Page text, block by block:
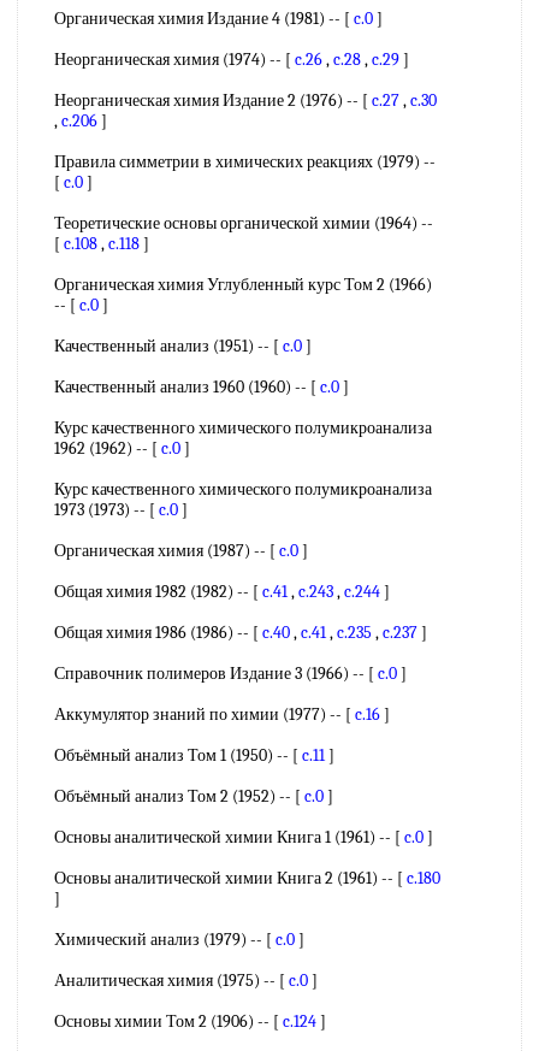
Органическая химия Издание 4 (1981) -- [ c.0]
Неорганическая химия (1974) -- [ c.26,c.28,c.29]
Неорганическая химия Издание 2 (1976) -- [ c.27,c.30
,c.206]
Правила симметрии в химических реакциях (1979) --
[ c.0]
Теоретические основы органической химии (1964) --
[ c.108,c.118]
Органическая химия Углубленный курс Том 2 (1966)
-- [ c.0]
Качественный анализ (1951) -- [ c.0]
Качественный анализ 1960 (1960) -- [ c.0]
Курс качественного химического полумикроанализа
1962 (1962) -- [ c.0]
Курс качественного химического полумикроанализа
1973 (1973) -- [ c.0]
Органическая химия (1987) -- [ c.0]
Общая химия 1982 (1982) -- [ c.41,c.243,c.244]
Общая химия 1986 (1986) -- [ c.40,c.41,c.235 ,c.237]
Справочник полимеров Издание 3 (1966) -- [ c.0]
Аккумулятор знаний по химии (1977) -- [ c.16]
Объёмный анализ Том 1 (1950) -- [ c.11]
Объёмный анализ Том 2 (1952) -- [ c.0]
Основы аналитической химии Книга 1 (1961) -- [ c.0]
Основы аналитической химии Книга 2 (1961) -- [ c.180
]
Химический анализ (1979) -- [ c.0]
Аналитическая химия (1975) -- [ c.0]
Основы химии Том 2 (1906) -- [ c.124]